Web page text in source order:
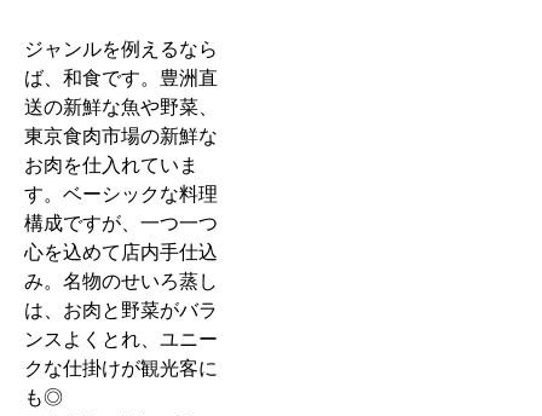
ジャンルを例えるなら
ば、和食です。豊洲直
送の新鮮な魚や野菜、
東京食肉市場の新鮮な
お肉を仕入れていま
す。ベーシックな料理
構成ですが、一つ一つ
心を込めて店内手仕込
み。名物のせいろ蒸し
は、お肉と野菜がバラ
ンスよくとれ、ユニー
クな仕掛けが観光客に
も◎